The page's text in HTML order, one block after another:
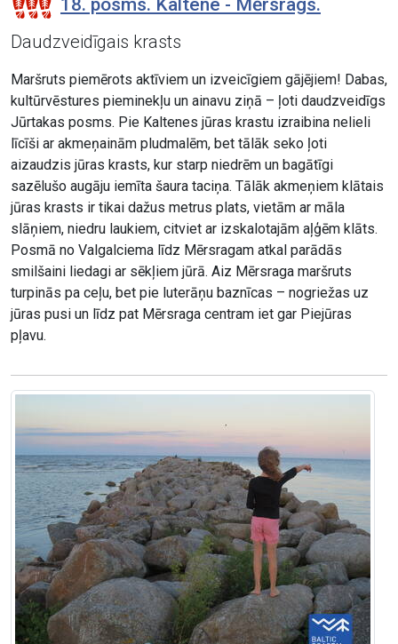
18. posms. Kaltene - Mērsrags.
Daudzveidīgais krasts
Maršruts piemērots aktīviem un izveicīgiem gājējiem! Dabas,
kultūrvēstures pieminekļu un ainavu ziņā – ļoti daudzveidīgs
Jūrtakas posms. Pie Kaltenes jūras krastu izraibina nelieli
līcīši ar akmeņainām pludmalēm, bet tālāk seko ļoti
aizaudzis jūras krasts, kur starp niedrēm un bagātīgi
sazēlušo augāju iemīta šaura taciņa. Tālāk akmeņiem klātais
jūras krasts ir tikai dažus metrus plats, vietām ar māla
slāņiem, niedru laukiem, citviet ar izskalotajām aļģēm klāts.
Posmā no Valgalciema līdz Mērsragam atkal parādās
smilšaini liedagi ar sēkļiem jūrā. Aiz Mērsraga maršruts
turpinās pa ceļu, bet pie luterāņu baznīcas – nogriežas uz
jūras pusi un līdz pat Mērsraga centram iet gar Piejūras
pļavu.